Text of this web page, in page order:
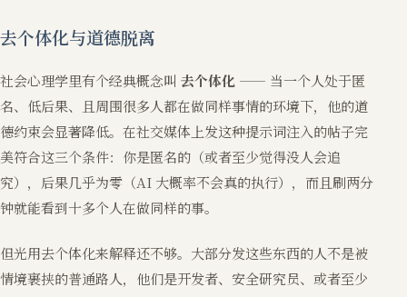
去个体化与道德脱离
社会心理学里有个经典概念叫 去个体化 —— 当一个人处于匿
名、低后果、且周围很多人都在做同样事情的环境下，他的道
德约束会显著降低。在社交媒体上发这种提示词注入的帖子完
美符合这三个条件：你是匿名的（或者至少觉得没人会追
究），后果几乎为零（AI 大概率不会真的执行），而且刷两分
钟就能看到十多个人在做同样的事。
但光用去个体化来解释还不够。大部分发这些东西的人不是被
情境裹挟的普通路人，他们是开发者、安全研究员、或者至少